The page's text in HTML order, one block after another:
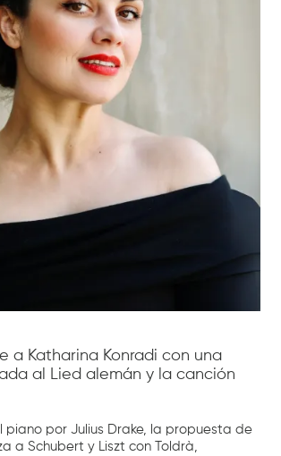
a Katharina Konradi con una
al Lied alemán y la canción
por Julius Drake, la propuesta de
a Schubert y Liszt con Toldrà,